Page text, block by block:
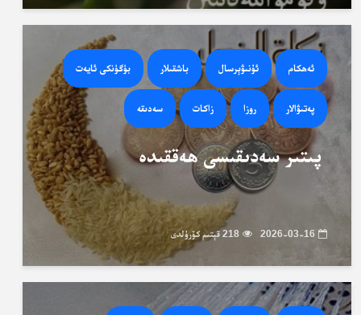
ئەھكام ئۇنىۋېرسال باشقىلار بۈگۈنكى ئايەت
پەتىۋالار روزا زاكات سەدىقە
پىتىر سەدىقىسى ھەققىدە
2026-03-16 218 قېتىم كۆرۈلدى